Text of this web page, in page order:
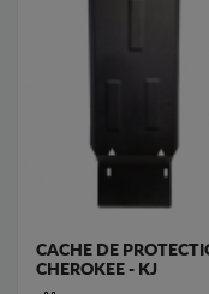
CACHE DE
CHEROKEE - KJ